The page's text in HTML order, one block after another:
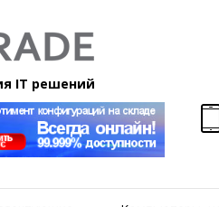
IT решений